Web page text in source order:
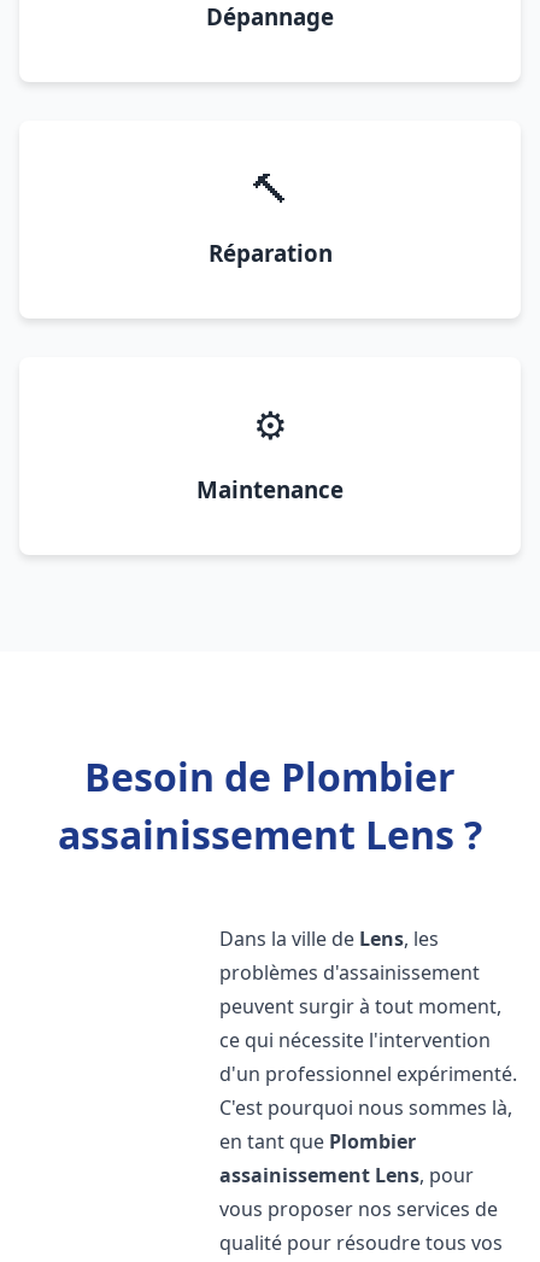
Dépannage
🔨
Réparation
⚙️
Maintenance
Besoin de Plombier
assainissement Lens ?
Dans la ville de Lens, les
problèmes d'assainissement
peuvent surgir à tout moment,
ce qui nécessite l'intervention
d'un professionnel expérimenté.
C'est pourquoi nous sommes là,
en tant que Plombier
assainissement Lens, pour
vous proposer nos services de
qualité pour résoudre tous vos